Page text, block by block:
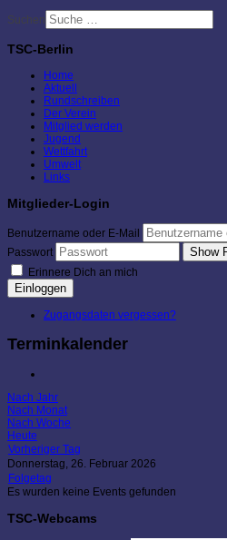
Suchen
TSC-Berlin
Home
Aktuell
Rundschreiben
Der Verein
Mitglied werden
Jugend
Wettfahrt
Umwelt
Links
Mitglieder-Login
Benutzername oder E-Mail
Passwort
Show
Erinnere Dich an mich
Einloggen
Zugangsdaten vergessen?
Terminkalender
Nach Jahr
Nach Monat
Nach Woche
Heute
Vorheriger Tag
Donnerstag, 26. Februar 2026
Folgetag
Es wurden keine Events gefunden
TSC-Webcams